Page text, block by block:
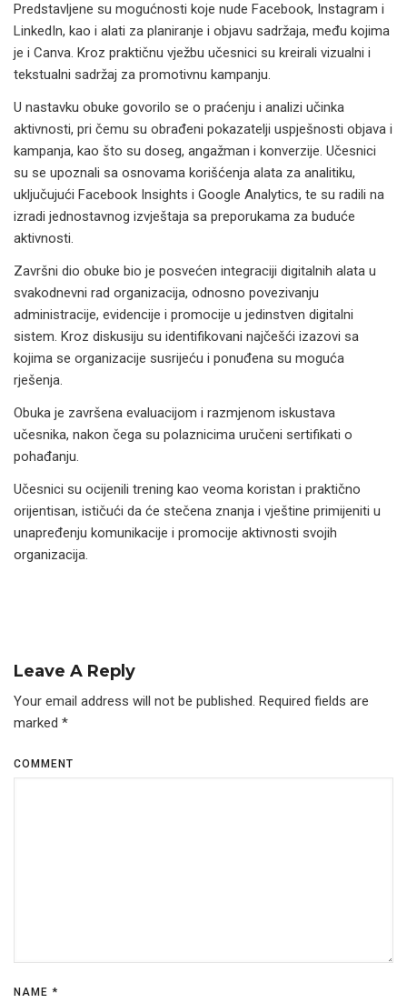
Predstavljene su mogućnosti koje nude Facebook, Instagram i
LinkedIn, kao i alati za planiranje i objavu sadržaja, među kojima
je i Canva. Kroz praktičnu vježbu učesnici su kreirali vizualni i
tekstualni sadržaj za promotivnu kampanju.
U nastavku obuke govorilo se o praćenju i analizi učinka
aktivnosti, pri čemu su obrađeni pokazatelji uspješnosti objava i
kampanja, kao što su doseg, angažman i konverzije. Učesnici
su se upoznali sa osnovama korišćenja alata za analitiku,
uključujući Facebook Insights i Google Analytics, te su radili na
izradi jednostavnog izvještaja sa preporukama za buduće
aktivnosti.
Završni dio obuke bio je posvećen integraciji digitalnih alata u
svakodnevni rad organizacija, odnosno povezivanju
administracije, evidencije i promocije u jedinstven digitalni
sistem. Kroz diskusiju su identifikovani najčešći izazovi sa
kojima se organizacije susrijeću i ponuđena su moguća
rješenja.
Obuka je završena evaluacijom i razmjenom iskustava
učesnika, nakon čega su polaznicima uručeni sertifikati o
pohađanju.
Učesnici su ocijenili trening kao veoma koristan i praktično
orijentisan, ističući da će stečena znanja i vještine primijeniti u
unapređenju komunikacije i promocije aktivnosti svojih
organizacija.
Leave A Reply
Your email address will not be published. Required fields are
marked *
COMMENT
NAME *